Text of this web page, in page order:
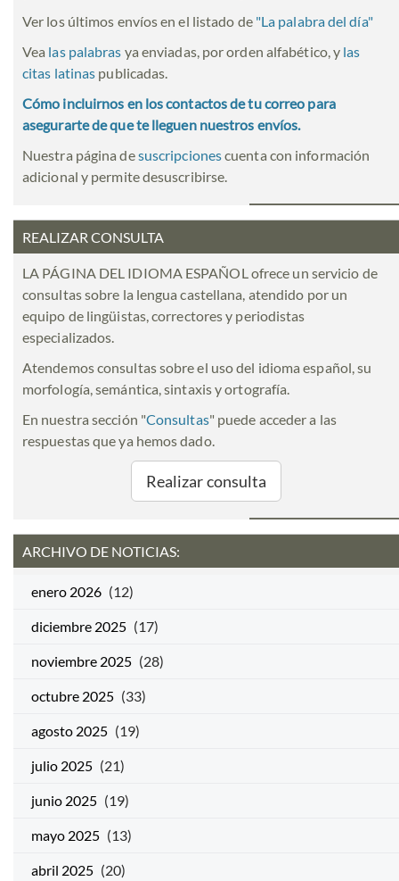
Ver los últimos envíos en el listado de "La palabra del día"
Vea las palabras ya enviadas, por orden alfabético, y las
citas latinas publicadas.
Cómo incluirnos en los contactos de tu correo para
asegurarte de que te lleguen nuestros envíos.
Nuestra página desuscripcionescuenta con información
adicional y permite desuscribirse.
REALIZAR CONSULTA
LA PÁGINA DEL IDIOMA ESPAÑOL ofrece un servicio de
consultas sobre la lengua castellana, atendido por un
equipo de lingüistas, correctores y periodistas
especializados.
Atendemos consultas sobre el uso del idioma español, su
morfología, semántica, sintaxis y ortografía.
En nuestra sección "Consultas" puede acceder a las
respuestas que ya hemos dado.
Realizar consulta
ARCHIVO DE NOTICIAS:
enero 2026 (12)
diciembre 2025 (17)
noviembre 2025 (28)
octubre 2025 (33)
agosto 2025 (19)
julio 2025 (21)
junio 2025 (19)
mayo 2025 (13)
abril 2025 (20)